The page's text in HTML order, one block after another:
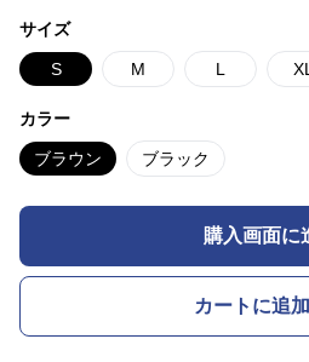
サイズ
S M L XL
カラー
ブラウン ブラック
購入画面に
カートに追